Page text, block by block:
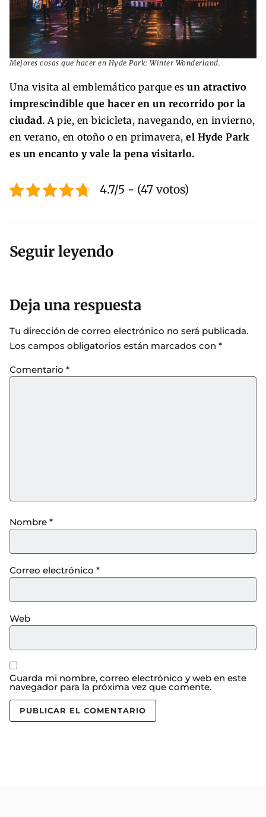
Mejores cosas que hacer en Hyde Park: Winter Wonderland.
Una visita al emblemático parque es un atractivo
imprescindible que hacer en un recorrido por la
ciudad. A pie, en bicicleta, navegando, en invierno,
en verano, en otoño o en primavera, el Hyde Park
es un encanto y vale la pena visitarlo.
4.7/5 - (47 votos)
Seguir leyendo
Deja una respuesta
Tu dirección de correo electrónico no será publicada.
Los campos obligatorios están marcados con *
Comentario *
Nombre *
Correo electrónico *
Web
Guarda mi nombre, correo electrónico y web en este
navegador para la próxima vez que comente.